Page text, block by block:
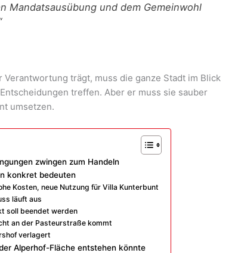
Mandatsausübung und dem Gemeinwohl
Verantwortung trägt, muss die ganze Stadt im Blick
treffen. Aber er muss sie sauber
umsetzen.
zwingen zum Handeln
konkret bedeuten
Kosten, neue Nutzung für Villa Kunterbunt
läuft aus
soll beendet werden
an der Pasteurstraße kommt
verlagert
Alperhof-Fläche entstehen könnte